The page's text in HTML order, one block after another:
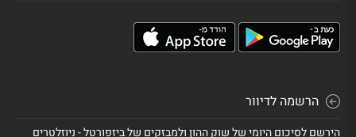
הרשמה לדיוור
הירשם לסיכום היומי של שוק ההון ולמבזקים של ביזפורטל - ניוזלטרים